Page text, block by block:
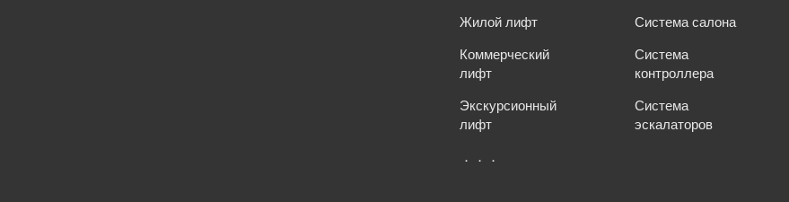
Жилой лифт
Коммерческий
лифт
Экскурсионный
лифт
．．．
Система салона
Система
контроллера
Система
эскалаторов